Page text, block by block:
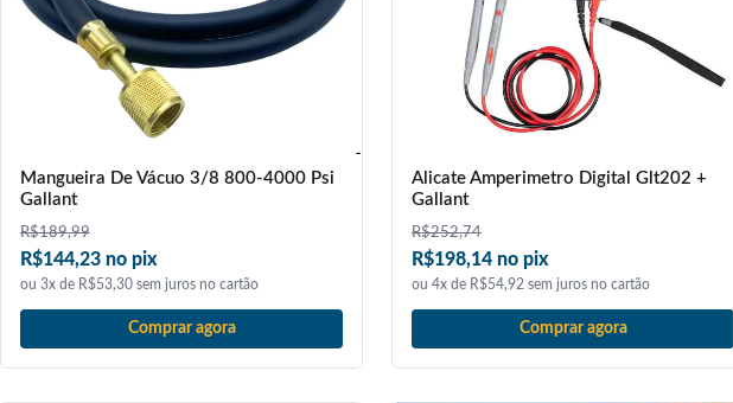
Mangueira De Vácuo 3/8 800-4000 Psi
Gallant
R$189,99
R$144,23 no pix
ou 3x de R$53,30 sem juros no cartão
Comprar agora
Alicate Amperimetro Digital Glt202 +
Gallant
R$252,74
R$198,14 no pix
ou 4x de R$54,92 sem juros no cartão
Comprar agora